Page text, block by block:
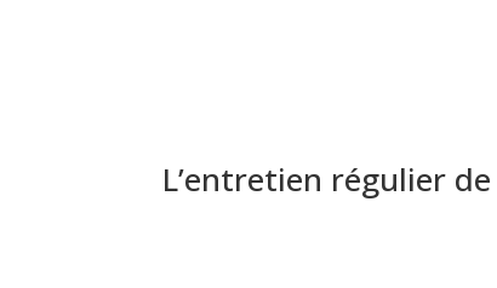
L’entretien régulier